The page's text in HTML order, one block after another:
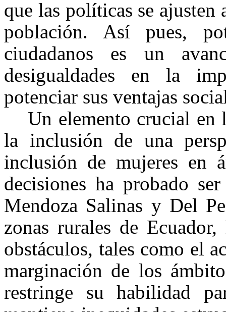
que las políticas se ajusten
población. Así pues,
ciudadanos es un
desigualdades en la
potenciar sus ventajas
Un elemento crucial en
la inclusión de una
inclusión de mujeres en
decisiones ha probado
Mendoza Salinas y Del
zonas rurales de
obstáculos, tales como el
marginación de los
restringe su habilidad